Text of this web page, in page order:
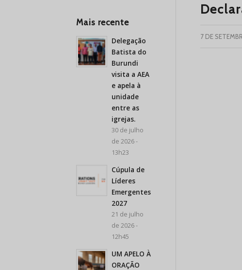
7 DE
Mais recente
Delegação
Batista do
Burundi
visita a AEA
e apela à
unidade
entre as
igrejas.
30 de julho
de 2026 -
13h23
Cúpula de
Líderes
Emergentes
2027
21 de julho
de 2026 -
12h45
UM APELO À
ORAÇÃO